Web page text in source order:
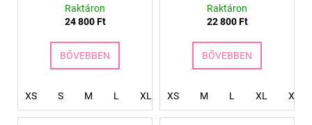
Raktáron
24 800 Ft
BŐVEBBEN
XS S M L XL XXL XXXL 4XL
Raktáron
22 800 Ft
BŐVEBBEN
XS M L XL XXL